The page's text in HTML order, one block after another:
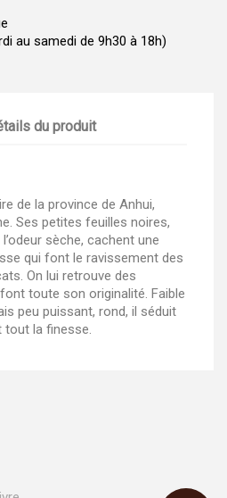
au samedi de 9h30 à 18h)
du produit
de la province de Anhui,
Ses petites feuilles noires,
sèche, cachent une
qui font le ravissement des
On lui retrouve des
toute son originalité. Faible
peu puissant, rond, il séduit
tout la finesse.